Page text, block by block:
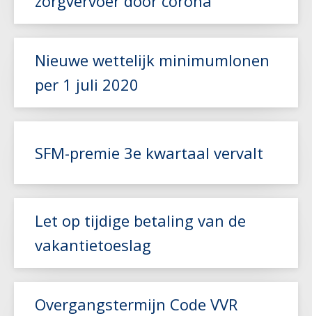
Lees meer
Lees meer
Nieuwe wettelijk minimumlonen
per 1 juli 2020
Lees meer
SFM-premie 3e kwartaal vervalt
Let op tijdige betaling van de
vakantietoeslag
Overgangstermijn Code VVR